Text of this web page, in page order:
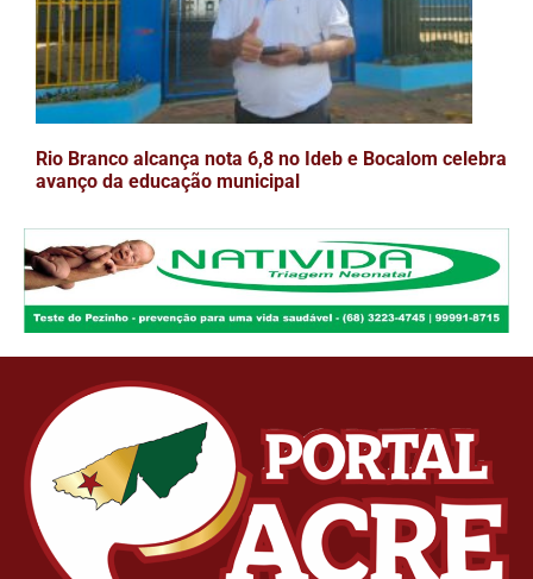
Rio Branco alcança nota 6,8 no Ideb e Bocalom celebra
avanço da educação municipal